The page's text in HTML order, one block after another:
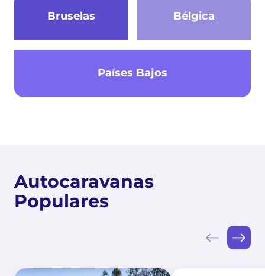
Bruselas Bélgica
Países Bajos
Autocaravanas
Populares